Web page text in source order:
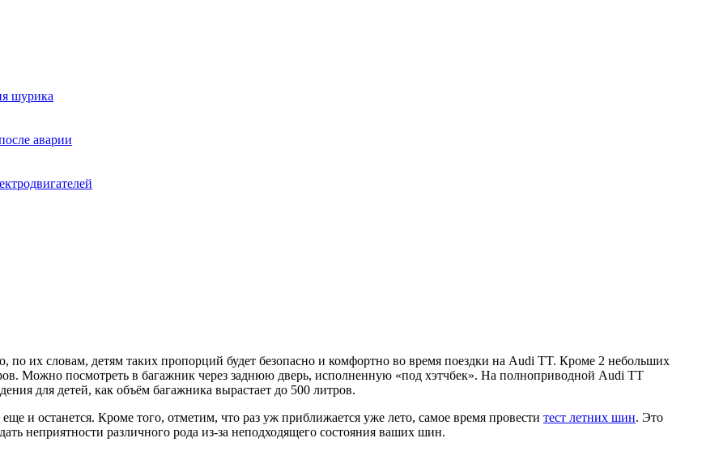
шурика
аварии
по их словам, детям таких пропорций будет безопасно и комфортно во время поездки на Audi TT. Кроме 2 небольших
Можно посмотреть в багажник через заднюю дверь, исполненную «под хэтчбек». На полноприводной Audi TT
для детей, как объём багажника вырастает до 500 литров.
и останется. Кроме того, отметим, что раз уж приближается уже лето, самое время провести тест летних шин. Это
неприятности различного рода из-за неподходящего состояния ваших шин.